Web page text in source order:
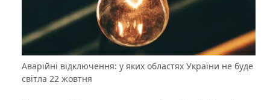
Аварійні відключення: у яких областях України не буде
світла 22 жовтня